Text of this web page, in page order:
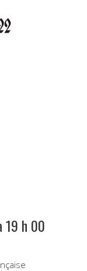
19 h 00